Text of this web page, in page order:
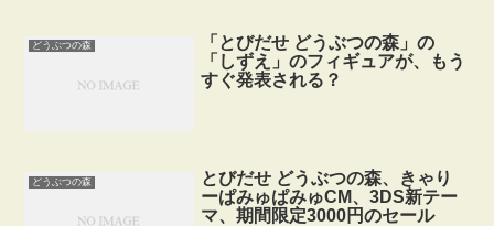
どうぶつの森
「とびだせ どうぶつの森」の
「しずえ」のフィギュアが、もう
すぐ発表される？
どうぶつの森
とびだせ どうぶつの森、きゃり
ーぱみゅぱみゅCM、3DS新テー
マ、期間限定3000円のセール